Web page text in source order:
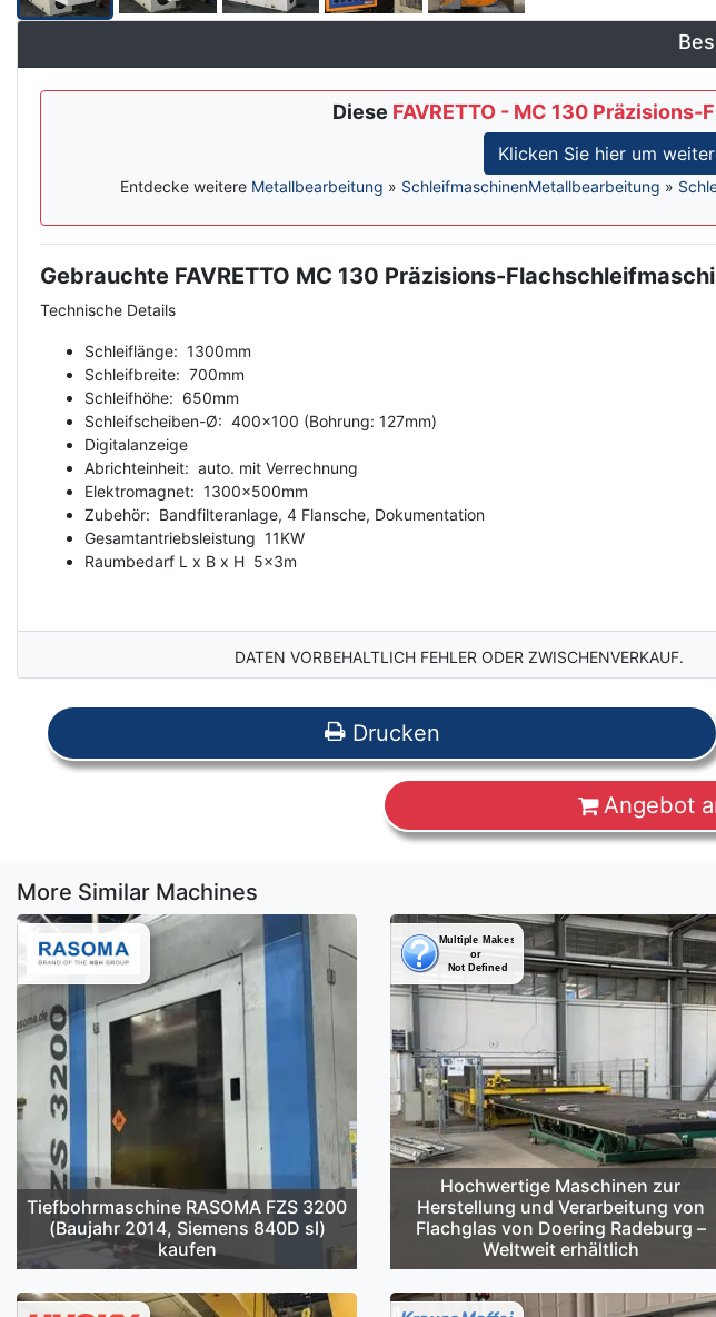
Diese FAVRETTO - MC 130
Klicken Sie hier um
Entdecke weitere Metallbearbeitung » SchleifmaschinenMetallbearbeitung »
Description
Gebrauchte FAVRETTO MC 130 Präzisions-
Technische Details
Schleiflänge: 1300mm
Schleifbreite: 700mm
Schleifhöhe: 650mm
Schleifscheiben-Ø: 400x100 (Bohrung: 127mm)
Digitalanzeige
Abrichteinheit: auto. mit Verrechnung
Elektromagnet: 1300x500mm
Zubehör: Bandfilteranlage, 4 Flansche, Dokumentation
Gesamtantriebsleistung 11KW
Raumbedarf L x B x H 5x3m
DATEN VORBEHALTLICH FEHLER ODER ZWISCHENVERKAUF.
Drucken
Angebot
More Similar Machines
Tiefbohrmaschine RASOMA FZS 3200
(Baujahr 2014, Siemens 840D sl)
kaufen
Hochwertige Maschinen zur
Herstellung und Verarbeitung von
Flachglas von Doering Radeburg –
Weltweit erhältlich